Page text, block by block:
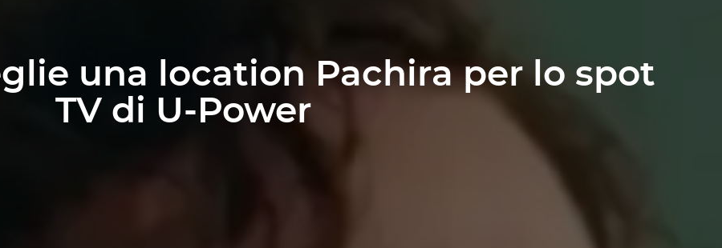
una location Pachira per lo spot
TV di U-Power